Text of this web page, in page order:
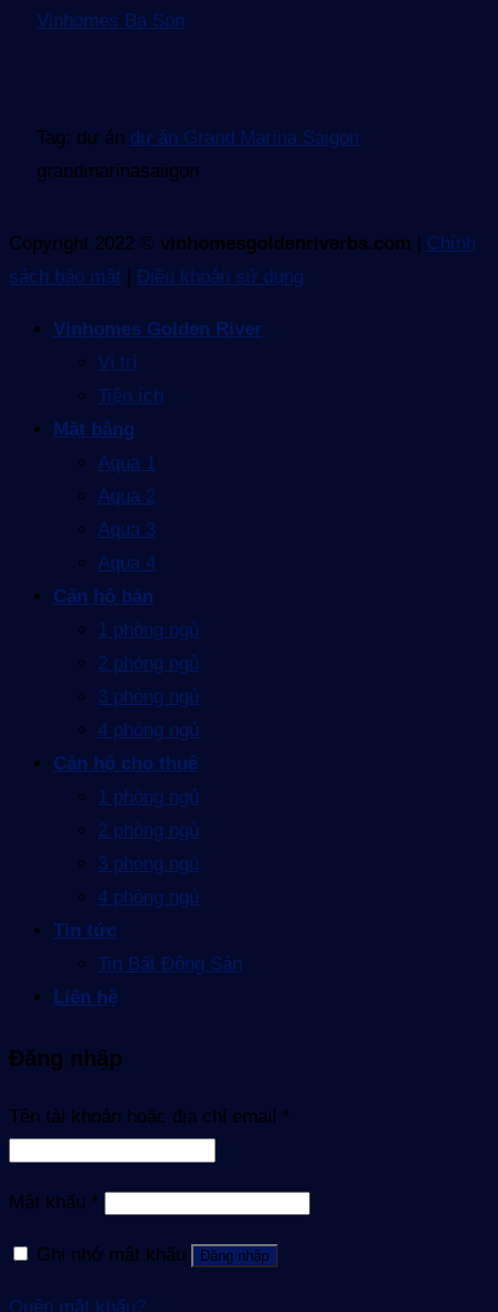
Vinhomes Ba Son
Tag: dự án dự án Grand Marina Saigon
grandmarinasaiigon
Copyright 2022 © vinhomesgoldenriverbs.com
Chính
sách bảo mật
Điều khoản sử dụng
Vinhomes Golden River
Vị trí
Tiện ích
Mặt bằng
Aqua 1
Aqua 2
Aqua 3
Aqua 4
Căn hộ bán
1 phòng ngủ
2 phòng ngủ
3 phòng ngủ
4 phòng ngủ
Căn hộ cho thuê
1 phòng ngủ
2 phòng ngủ
3 phòng ngủ
4 phòng ngủ
Tin tức
Tin Bất Động Sản
Liên hệ
Đăng nhập
Tên tài khoản hoặc địa chỉ email *
Mật khẩu *
Ghi nhớ mật khẩu Đăng nhập
Quên mật khẩu?